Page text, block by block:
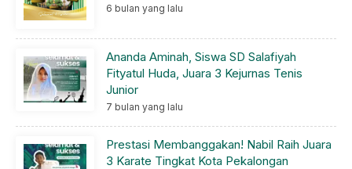
6 bulan yang lalu
Ananda Aminah, Siswa SD Salafiyah
Fityatul Huda, Juara 3 Kejurnas Tenis
Junior
7 bulan yang lalu
Prestasi Membanggakan! Nabil Raih Juara
3 Karate Tingkat Kota Pekalongan